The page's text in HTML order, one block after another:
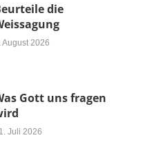
die
August 2026
Gott uns fragen
Juli 2026